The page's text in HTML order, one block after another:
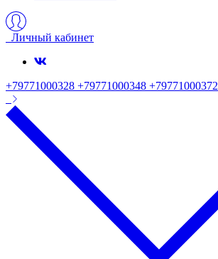
Личный кабинет
+79771000328 +79771000348 +79771000372